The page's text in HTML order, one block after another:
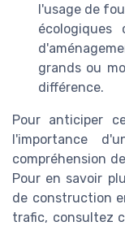
l'usage de
écologiques
grands ou
différence.
Pour anticiper
l'importance
compréhension
Pour en savoir
de construction
trafic, consultez